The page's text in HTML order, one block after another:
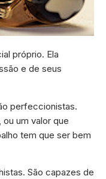
próprio. Ela
e de seus
perfeccionistas.
um valor que
tem que ser bem
São capazes de